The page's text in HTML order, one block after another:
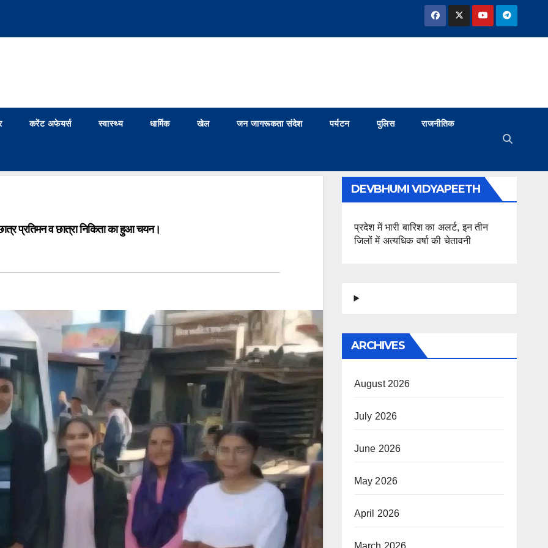
करेंट अफेयर्स स्वास्थ्य धार्मिक खेल जन जागरूकता संदेश पर्यटन पुलिस राजनीतिक
प्रतिमन व छात्रा निकिता का हुआ चयन।
DEVBHUMI VIDYAPEETH
प्रदेश में भारी बारिश का अलर्ट, इन तीन
जिलों में अत्यधिक वर्षा की चेतावनी
ARCHIVES
August 2026
July 2026
June 2026
May 2026
April 2026
March 2026